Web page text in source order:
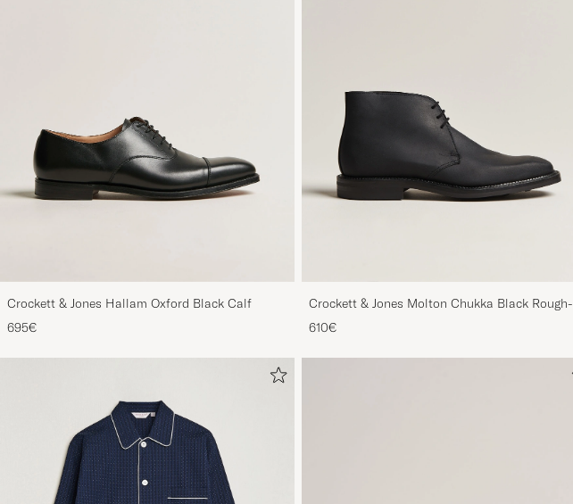
Crockett & Jones Hallam Oxford Black Calf
695€
Crockett & Jones Molton Chukka Black Rough-
Out Suede
610€